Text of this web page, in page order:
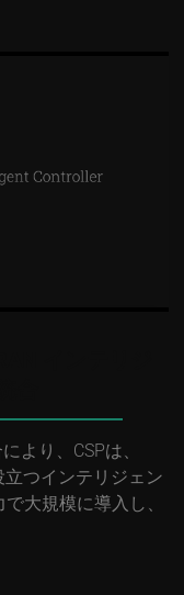
より、CSPは、
つインテリジェン
大規模に導入し、